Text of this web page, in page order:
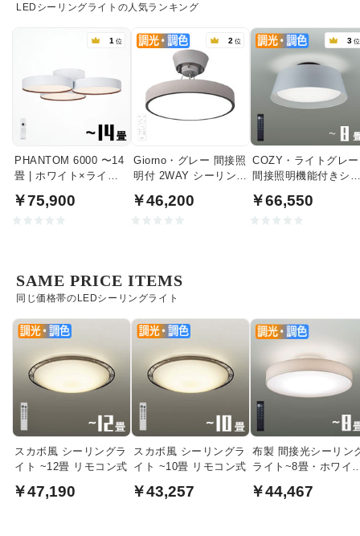
LEDシーリングライトの人気ランキング
1 位
PHANTOM 6000 〜14
畳 | ホワイト×ライト
￥75,900
2 位
Giorno・グレー 間接照
明付 2WAY シーリング
ン付
￥46,200
3 位
COZY・ライトグレー
間接照明機能付きシ
￥66,550
同じ価格帯のLEDシーリングライト
SAME PRICE ITEMS
スカボ風 シーリングラ
イト ~12畳 リモコン式
￥47,190
スカボ風 シーリングラ
イト ~10畳 リモコン式
￥43,257
布製 間接光シーリン
ライト~8畳・ホワイ
￥44,467